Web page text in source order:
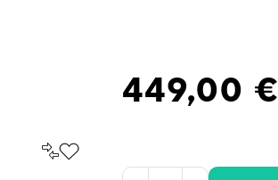
Σύγκρινέ
Προσθήκη
449,00 €